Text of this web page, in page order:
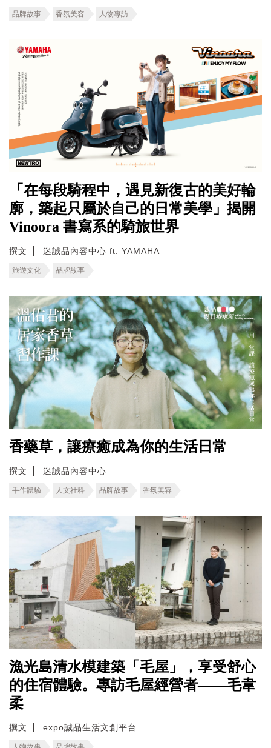
品牌故事 香氛美容 人物專訪
「在每段騎程中，遇見新復古的美好輪
廓，築起只屬於自己的日常美學」揭開
Vinoora 書寫系的騎旅世界
撰文 迷誠品內容中心 ft. YAMAHA
旅遊文化 品牌故事
香藥草，讓療癒成為你的生活日常
撰文 迷誠品內容中心
手作體驗 人文社科 品牌故事 香氛美容
漁光島清水模建築「毛屋」，享受舒心
的住宿體驗。專訪毛屋經營者——毛韋
柔
撰文 expo誠品生活文創平台